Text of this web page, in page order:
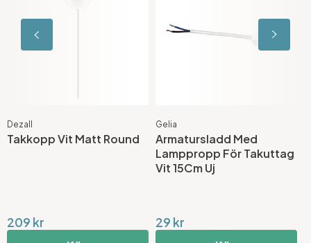
Dezall
Takkopp Vit Matt Round
209 kr
Gelia
Armatursladd Med
Lamppropp För Takuttag
Vit 15Cm Uj
29 kr